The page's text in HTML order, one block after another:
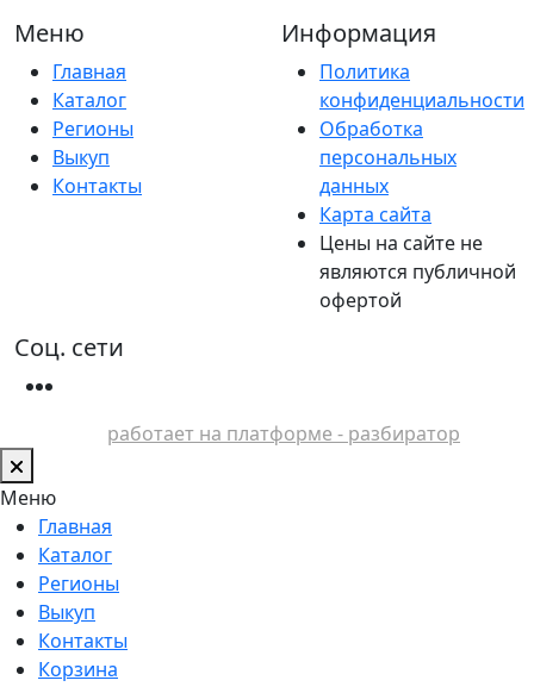
Меню
Главная
Каталог
Регионы
Выкуп
Контакты
Информация
Политика
конфиденциальности
Обработка
персональных
данных
Карта сайта
Цены на сайте не
являются публичной
офертой
Соц. сети
работает на платформе - разбиратор
Меню
Главная
Каталог
Регионы
Выкуп
Контакты
Корзина